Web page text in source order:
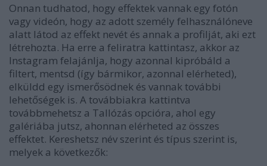
Onnan tudhatod, hogy effektek vannak egy fotón
vagy videón, hogy az adott személy felhasználóneve
alatt látod az effekt nevét és annak a profilját, aki ezt
létrehozta. Ha erre a feliratra kattintasz, akkor az
Instagram felajánlja, hogy azonnal kipróbáld a
filtert, mentsd (így bármikor, azonnal elérheted),
elküldd egy ismerősödnek és vannak további
lehetőségek is. A továbbiakra kattintva
továbbmehetsz a Tallózás opcióra, ahol egy
galériába jutsz, ahonnan elérheted az összes
effektet. Kereshetsz név szerint és típus szerint is,
melyek a következők: